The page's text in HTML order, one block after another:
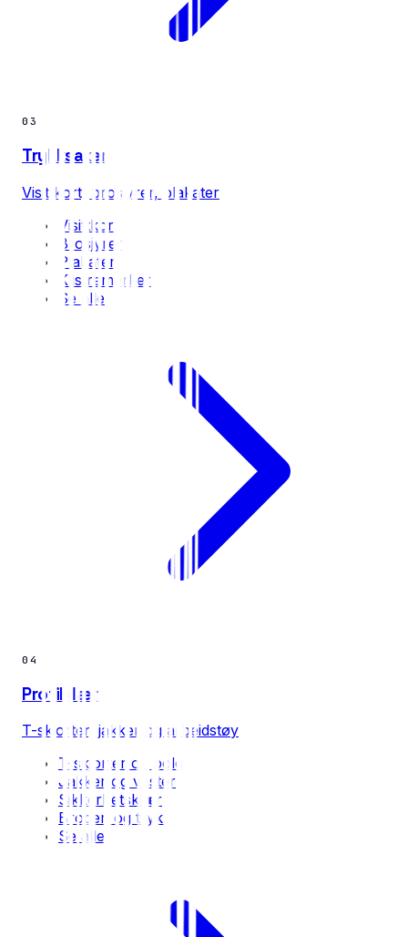
03
Trykksaker
Visittkort, brosjyrer, plakater
Visittkort
Brosjyrer
Plakater
Klistremerker
Se alle
04
Profilklær
T-skjorter, jakker og arbeidstøy
T-skjorter og polo
Jakker og vester
Sikkerhetsklær
Broderi og trykk
Se alle